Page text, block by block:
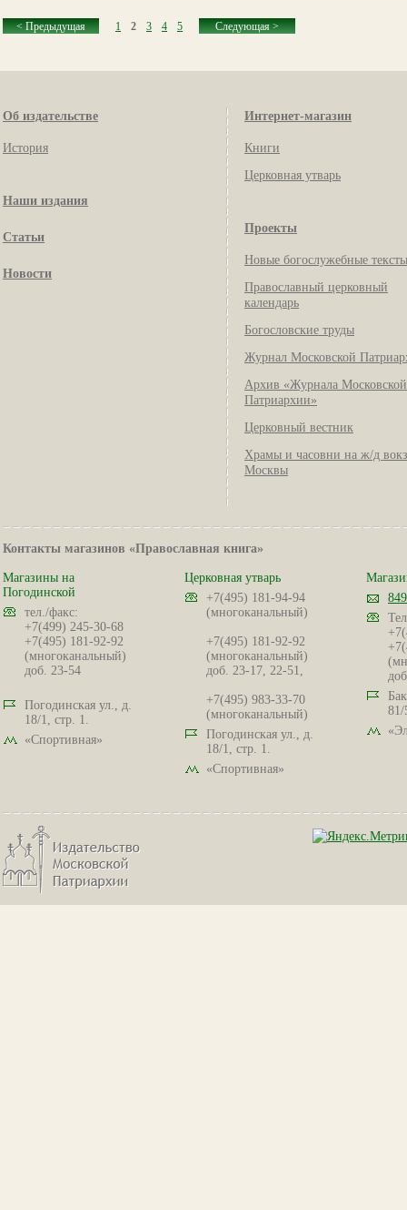
< Предыдущая 1 2 3 4 5 Следующая >
Об издательстве
История
Наши издания
Статьи
Новости
Интернет-магазин
Книги
Церковная утварь
Проекты
Новые богослужебные тексты
Православный церковный
календарь
Богословские труды
Журнал Московской
Архив «Журнала Московской
Патриархии»
Церковный вестник
Храмы и часовни на ж/д
Москвы
Контакты магазинов «Православная книга»
Магазины на
Погодинской
тел./факс:
+7(499) 245-30-68
+7(495) 181-92-92
(многоканальный)
доб. 23-54
Погодинская ул., д.
18/1, стр. 1.
«Спортивная»
Церковная утварь
+7(495) 181-94-94
(многоканальный)
+7(495) 181-92-92
(многоканальный)
доб. 23-17, 22-51,
+7(495) 983-33-70
(многоканальный)
Погодинская ул., д.
18/1, стр. 1.
«Спортивная»
81/